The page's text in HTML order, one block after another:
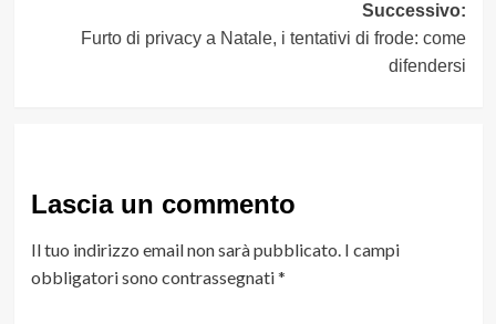
Successivo:
Furto di privacy a Natale, i tentativi di frode: come
difendersi
Lascia un commento
Il tuo indirizzo email non sarà pubblicato. I campi
obbligatori sono contrassegnati*